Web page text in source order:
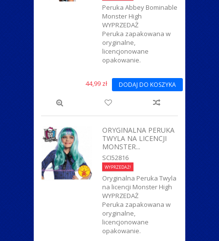
Peruka Abbey Bominable
Monster High
WYPRZEDAŻ
Peruka zapakowana w
oryginalne,
licencjonowane
opakowanie.
44,99 zł DODAJ DO KOSZYKA
ORYGINALNA PERUKA
TWYLA NA LICENCJI
MONSTER...
SCI52816
WYPRZEDAŻ!
Oryginalna Peruka Twyla
na licencji Monster High
WYPRZEDAŻ
Peruka zapakowana w
oryginalne,
licencjonowane
opakowanie.